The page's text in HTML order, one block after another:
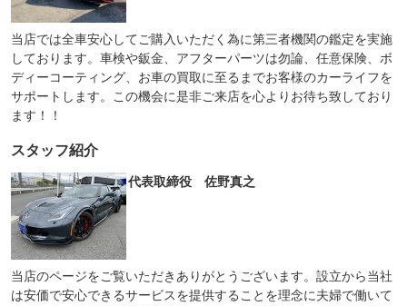
当店では全車安心してご購入いただく為に第三者機関の鑑定を実施
しております。車検や鈑金、アフターパーツは勿論、任意保険、ボ
ディーコーティング、お車の買取に至るまでお客様のカーライフを
サポートします。この機会に是非ご来店を心よりお待ち致しており
ます！！
スタッフ紹介
代表取締役 佐野真之
当店のページをご覧いただきありがとうございます。設立から当社
は安価で安心できるサービスを提供することを理念に夫婦で働いて